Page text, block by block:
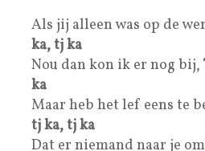
Als jij alleen was op de
ka, tj ka
Nou dan kon ik er nog bij,
ka
Maar heb het lef eens te
tj ka, tj ka
Dat er niemand naar je